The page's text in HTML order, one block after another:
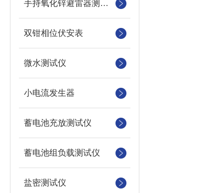
手持氧化锌避雷器测试仪
双钳相位伏安表
微水测试仪
小电流发生器
蓄电池充放测试仪
蓄电池组负载测试仪
盐密测试仪